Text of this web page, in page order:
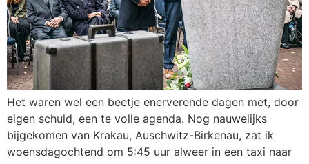
Het waren wel een beetje enerverende dagen met, door
eigen schuld, een te volle agenda. Nog nauwelijks
bijgekomen van Krakau, Auschwitz-Birkenau, zat ik
woensdagochtend om 5:45 uur alweer in een taxi naar